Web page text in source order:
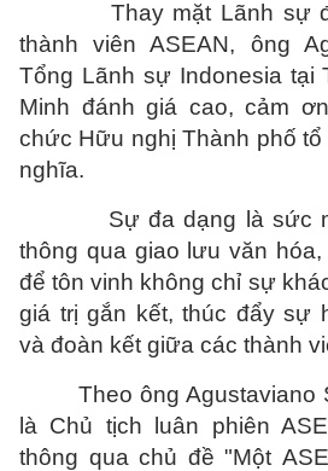
Thay mặt Lãnh sự
thành viên ASEAN, ông
Tổng Lãnh sự Indonesia tại
Minh đánh giá cao, cảm
chức Hữu nghị Thành phố
nghĩa.
Sự đa dạng là sức
thông qua giao lưu văn
để tôn vinh không chỉ sự
giá trị gắn kết, thúc đẩy sự
và đoàn kết giữa các thành
Theo ông Agustaviano
là Chủ tịch luân phiên
thông qua chủ đề "Một